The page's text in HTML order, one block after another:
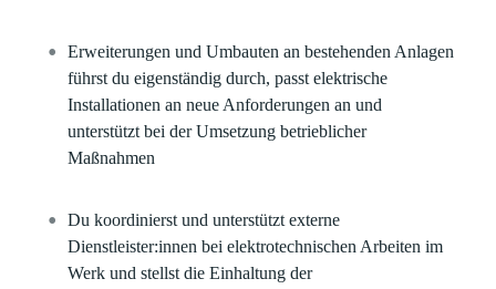
Erweiterungen und Umbauten an bestehenden Anlagen
führst du eigenständig durch, passt elektrische
Installationen an neue Anforderungen an und
unterstützt bei der Umsetzung betrieblicher
Maßnahmen
Du koordinierst und unterstützt externe
Dienstleister:innen bei elektrotechnischen Arbeiten im
Werk und stellst die Einhaltung der